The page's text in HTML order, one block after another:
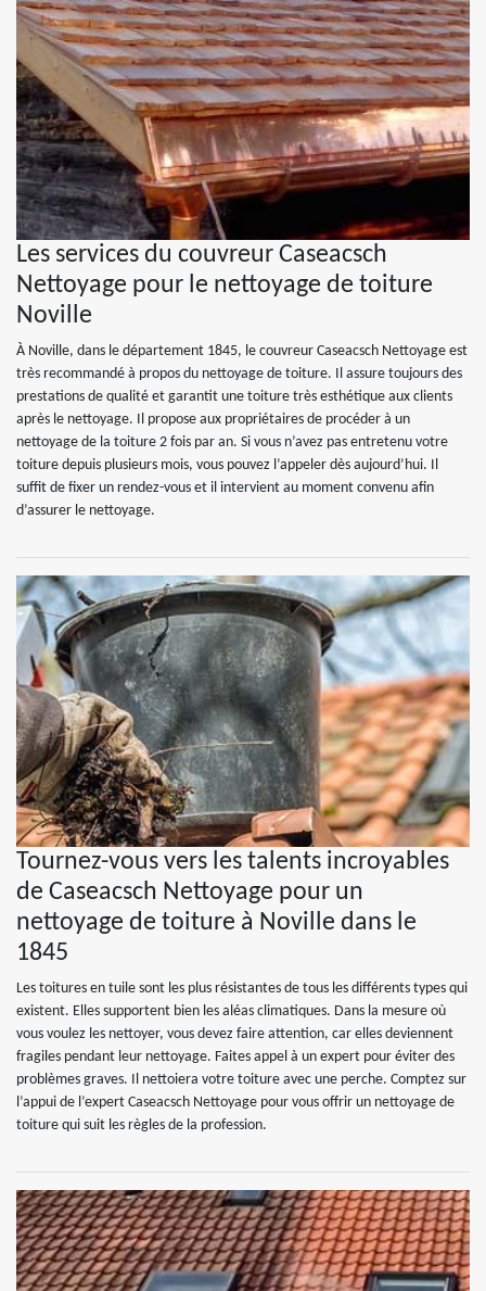
Les services du couvreur Caseacsch
Nettoyage pour le nettoyage de toiture
Noville
À Noville, dans le département 1845, le couvreur Caseacsch Nettoyage est
très recommandé à propos du nettoyage de toiture. Il assure toujours des
prestations de qualité et garantit une toiture très esthétique aux clients
après le nettoyage. Il propose aux propriétaires de procéder à un
nettoyage de la toiture 2 fois par an. Si vous n’avez pas entretenu votre
toiture depuis plusieurs mois, vous pouvez l’appeler dès aujourd’hui. Il
suffit de fixer un rendez-vous et il intervient au moment convenu afin
d’assurer le nettoyage.
Tournez-vous vers les talents incroyables
de Caseacsch Nettoyage pour un
nettoyage de toiture à Noville dans le
1845
Les toitures en tuile sont les plus résistantes de tous les différents types qui
existent. Elles supportent bien les aléas climatiques. Dans la mesure où
vous voulez les nettoyer, vous devez faire attention, car elles deviennent
fragiles pendant leur nettoyage. Faites appel à un expert pour éviter des
problèmes graves. Il nettoiera votre toiture avec une perche. Comptez sur
l’appui de l’expert Caseacsch Nettoyage pour vous offrir un nettoyage de
toiture qui suit les règles de la profession.